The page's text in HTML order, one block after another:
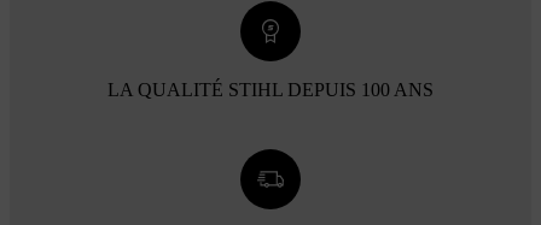
LA QUALITÉ STIHL DEPUIS 100 ANS